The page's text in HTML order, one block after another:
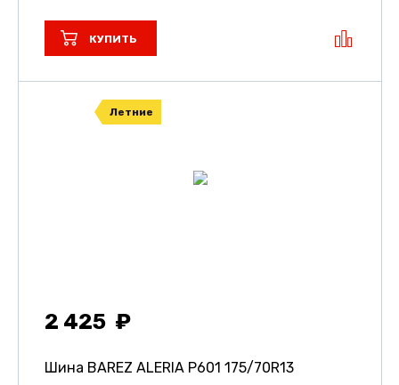
КУПИТЬ
Летние
2 425
Шина BAREZ ALERIA P601 175/70R13